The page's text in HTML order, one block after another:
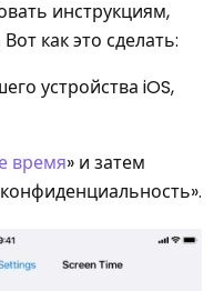
инструкциям,
как это сделать:
устройства iOS,
время» и затем